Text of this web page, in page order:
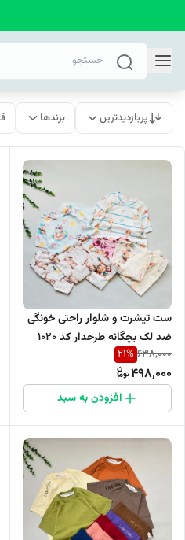
پربازدیدترین برندها
ست تیشرت و شلوار راحتی خونگی
ضد لک بچگانه طرحدار کد 1020
638,000
21%
498,000
افزودن به سبد